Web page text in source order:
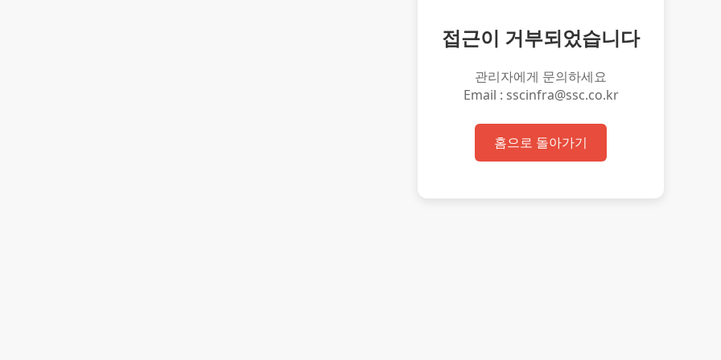
접근이 거부되었습니다
관리자에게 문의하세요
Email : sscinfra@ssc.co.kr
홈으로 돌아가기